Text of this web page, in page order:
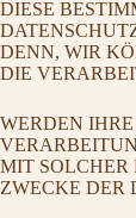
DIESE
DENN, WIR
DIE
WERDEN
MIT SOLCHER
ZWECKE DER